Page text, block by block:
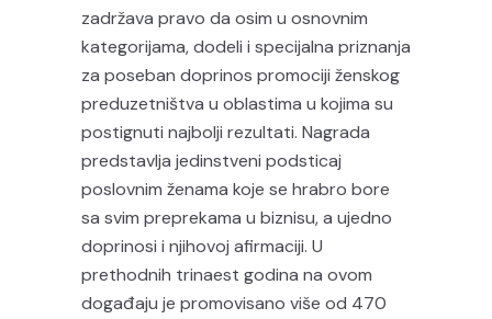
zadržava pravo da osim u osnovnim
kategorijama, dodeli i specijalna priznanja
za poseban doprinos promociji ženskog
preduzetništva u oblastima u kojima su
postignuti najbolji rezultati. Nagrada
predstavlja jedinstveni podsticaj
poslovnim ženama koje se hrabro bore
sa svim preprekama u biznisu, a ujedno
doprinosi i njihovoj afirmaciji. U
prethodnih trinaest godina na ovom
događaju je promovisano više od 470